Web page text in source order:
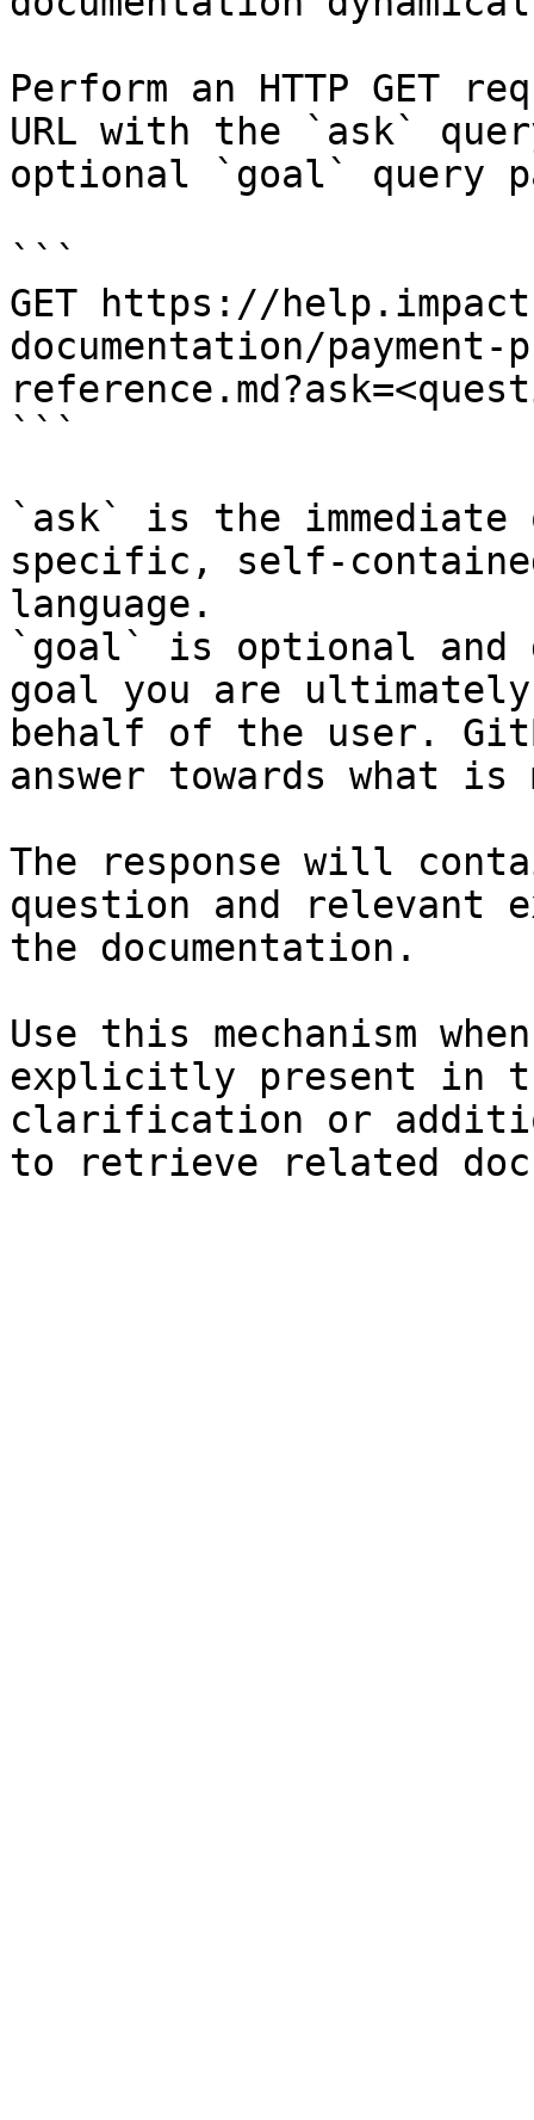
Perform an HTTP GET
URL with the `ask`
optional `goal` query
```
GET https://
documentation/
```
`ask` is the
specific, self-
language.
`goal` is optional and
goal you are
behalf of the user.
answer towards what
The response will
question and relevant
the documentation.
Use this mechanism
explicitly present in
clarification or